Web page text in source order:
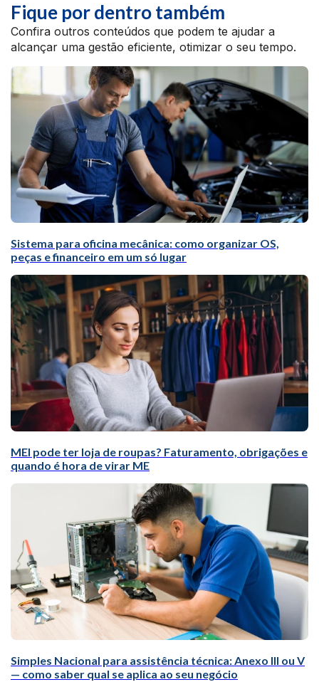
Fique por dentro também
Confira outros conteúdos que podem te ajudar a
alcançar uma gestão eficiente, otimizar o seu tempo.
Sistema para oficina mecânica: como organizar OS,
peças e financeiro em um só lugar
MEI pode ter loja de roupas? Faturamento, obrigações e
quando é hora de virar ME
Simples Nacional para assistência técnica: Anexo III ou V
— como saber qual se aplica ao seu negócio